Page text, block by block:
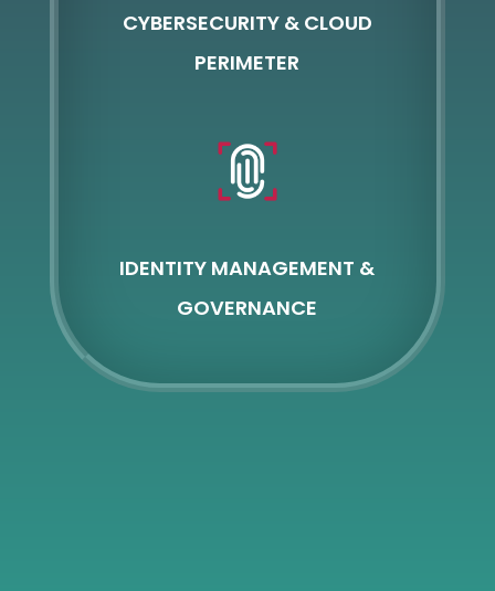
CYBERSECURITY & CLOUD
PERIMETER
IDENTITY MANAGEMENT &
GOVERNANCE